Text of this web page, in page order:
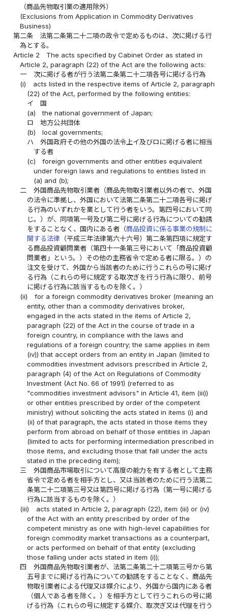
（商品先物取引業の適用除外）
(Exclusions from Application in Commodity Derivatives
Business)
第二条
法第二条第二十二項の政令で定めるものは、次に掲げる行
為とする。
Article 2
The acts specified by Cabinet Order as stated in
Article 2, paragraph (22) of the Act are the following acts:
一
次に掲げる者が行う法第二条第二十二項各号に掲げる行為
(i)
acts listed in the respective items of Article 2, paragraph
(22) of the Act, performed by the following entities:
イ
国
(a)
the national government of Japan;
ロ
地方公共団体
(b)
local governments;
ハ
外国政府その他の外国の法令上イ及びロに掲げる者に相当
する者
(c)
foreign governments and other entities equivalent
under foreign laws and regulations to entities listed in
(a) and (b);
二
外国商品先物取引業者（商品先物取引業者以外の者で、外国
の法令に準拠し、外国において法第二条第二十二項各号に掲げ
る行為のいずれかを業として行う者をいう。第四号において同
じ。）が、同項第一号及び第二号に掲げる行為についての勧誘
をすることなく、国内にある者（商品投資に係る事業の規制に
関する法律 （平成三年法律第六十六号）第二条第四項に規定す
る商品投資顧問業者（第四十一条第三号において「商品投資顧
問業者」という。）その他の主務省令で定める者に限る。）の
注文を受けて、外国から当該者のために行うこれらの号に掲げ
る行為（これらの号に規定する取次ぎを行う行為に限り、前号
に掲げる行為に該当するものを除く。）
(ii)
for a foreign commodity derivatives broker (meaning an
entity, other than a commodity derivatives broker,
engaged in the acts stated in the items of Article 2,
paragraph (22) of the Act in the course of trade in a
foreign country, in compliance with the laws and
regulations of a foreign country; the same applies in item
(iv)) that accept orders from an entity in Japan (limited to
commodities investment advisors prescribed in Article 2,
paragraph (4) of the Act on Regulations of Commodity
Investment (Act No. 66 of 1991) (referred to as
"commodities investment advisors" in Article 41, item (iii))
or other entities prescribed by order of the competent
ministry) without soliciting the acts stated in items (i) and
(ii) of that paragraph, the acts stated in those items they
perform from abroad on behalf of those entities in Japan
(limited to acts for performing intermediation prescribed in
those items, and excluding those that fall under the acts
stated in the preceding item);
三
外国商品市場取引について高度の能力を有する者として主務
省令で定める者を相手方とし、又は当該者のために行う法第二
条第二十二項第三号又は第四号に掲げる行為（第一号に掲げる
行為に該当するものを除く。）
(iii)
acts stated in Article 2, paragraph (22), item (iii) or (iv)
of the Act with an entity prescribed by order of the
competent ministry as one with high-level capabilities for
foreign commodity market transactions as a counterpart,
or acts performed on behalf of that entity (excluding
those falling under acts stated in item (i));
四
外国商品先物取引業者が、法第二条第二十二項第三号から第
五号までに掲げる行為についての勧誘をすることなく、商品先
物取引業者による代理又は媒介により、外国から国内にある者
（個人である者を除く。）を相手方として行うこれらの号に掲
げる行為（これらの号に規定する媒介、取次ぎ又は代理を行う